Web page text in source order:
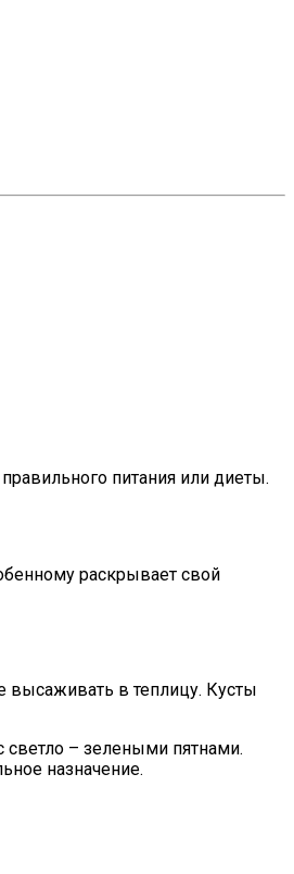
питания или диеты.
раскрывает свой
высаживать в теплицу. Кусты
светло – зелеными пятнами.
назначение.